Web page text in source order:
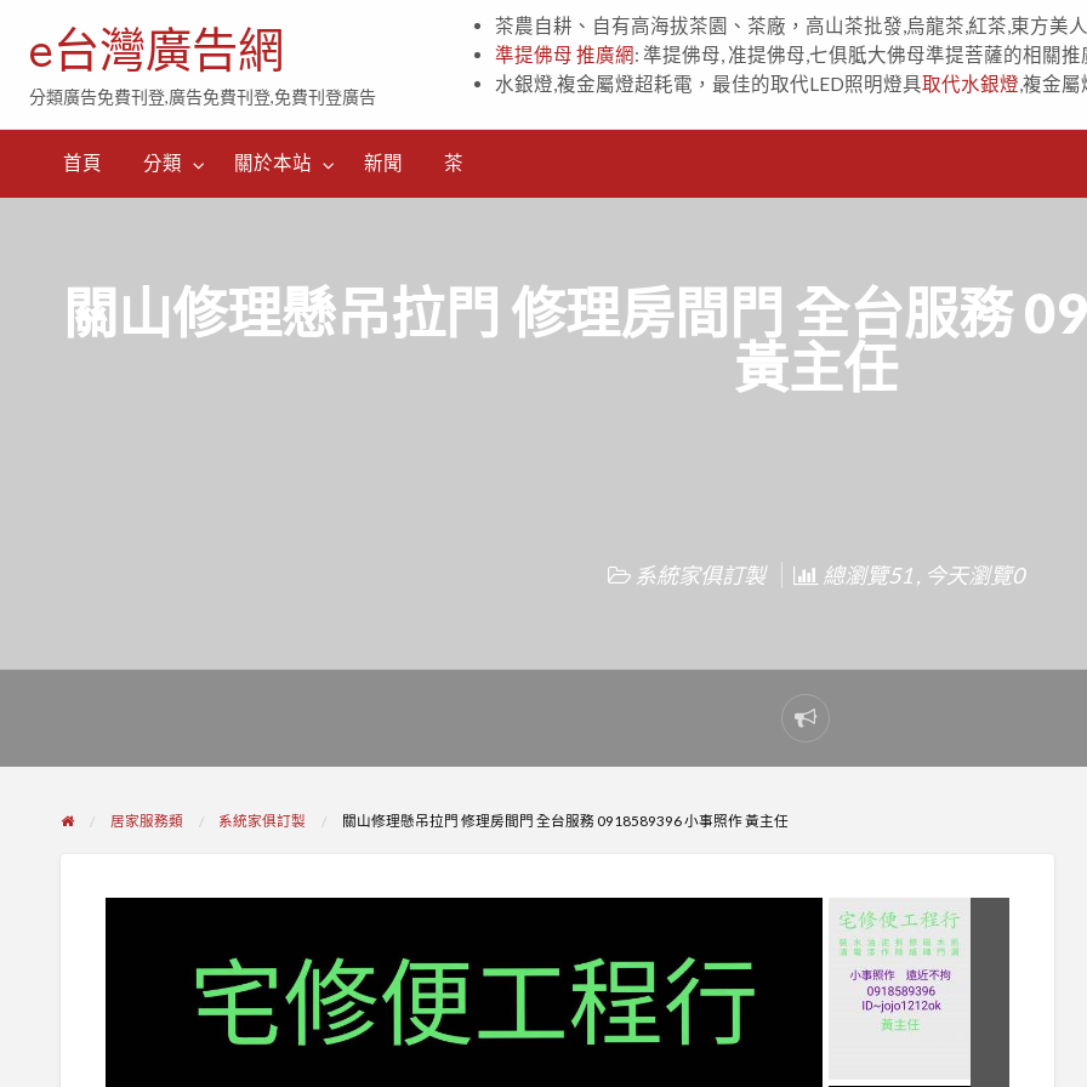
e台灣廣告網
分類廣告免費刊登,廣告免費刊登,免費刊登廣告
茶農自耕、自有高海拔茶園、茶廠，高山茶批發,烏龍茶,紅茶,東方美
準提佛母 推廣網: 準提佛母, 准提佛母,七俱胝大佛母準提菩薩的相關推
水銀燈,複金屬燈超耗電，最佳的取代LED照明燈具取代水銀燈 ,複金屬
首頁 分類 關於本站 新聞 茶
關山修理懸吊拉門 修理房間門 全台服務
黃主任
系統家俱訂製 總瀏覽51 , 今天瀏覽0
Report
problem
居家服務類 系統家俱訂製 關山修理懸吊拉門 修理房間門 全台服務 0918589396 小事照作 黃主任